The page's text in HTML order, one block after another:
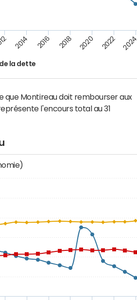
la dette
2014 2016 2018 2020 2022 2024
que Montireau doit rembourser aux
l'encours total au 31